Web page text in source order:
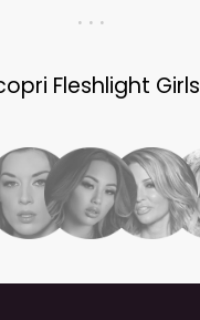
. . .
Fleshlight Girls